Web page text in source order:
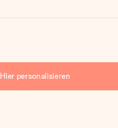
Hier personalisieren